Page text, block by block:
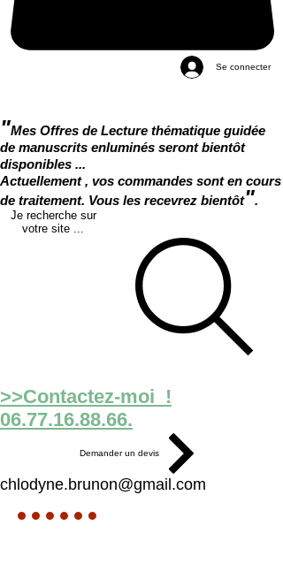
Se connecter
"Mes Offres de Lecture thématique guidée
de manuscrits enluminés seront bientôt
disponibles ...
Actuellement , vos commandes sont en cours
de traitement. Vous les recevrez bientôt".
Je recherche sur
votre site ...
>>Contactez-moi !
06.77.16.88.66.
Demander un devis
chlodyne.brunon@gmail.com